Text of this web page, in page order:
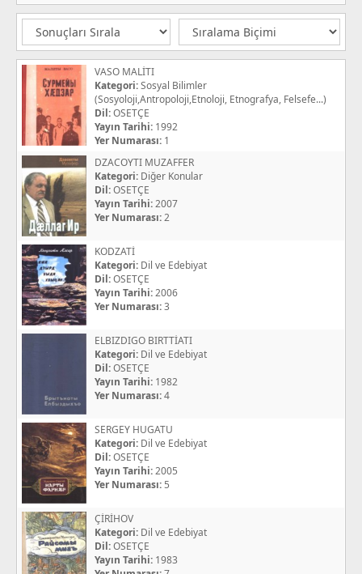
VASO MALİTI
Kategori:Sosyal Bilimler
(Sosyoloji,Antropoloji,Etnoloji, Etnografya, Felsefe...)
Dil:OSETÇE
Yayın Tarihi: 1992
Yer Numarası: 1
DZACOYTI MUZAFFER
Kategori: Diğer Konular
Dil:OSETÇE
Yayın Tarihi:2007
Yer Numarası:2
KODZATİ
Kategori: Dil ve Edebiyat
Dil:OSETÇE
Yayın Tarihi:2006
Yer Numarası:3
ELBIZDIGO BIRTTİATI
Kategori: Dil ve Edebiyat
Dil:OSETÇE
Yayın Tarihi: 1982
Yer Numarası:4
SERGEY HUGATU
Kategori: Dil ve Edebiyat
Dil:OSETÇE
Yayın Tarihi:2005
Yer Numarası: 5
ÇİRİHOV
Kategori: Dil ve Edebiyat
Dil:OSETÇE
Yayın Tarihi: 1983